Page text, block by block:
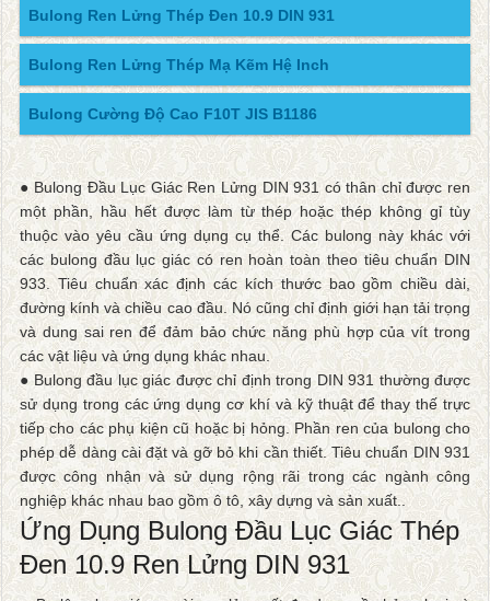
Bulong Ren Lửng Thép Đen 10.9 DIN 931
Bulong Ren Lửng Thép Mạ Kẽm Hệ Inch
Bulong Cường Độ Cao F10T JIS B1186
● Bulong Đầu Lục Giác Ren Lửng DIN 931 có thân chỉ được ren
một phần, hầu hết được làm từ thép hoặc thép không gỉ tùy
thuộc vào yêu cầu ứng dụng cụ thể. Các bulong này khác với
các bulong đầu lục giác có ren hoàn toàn theo tiêu chuẩn DIN
933. Tiêu chuẩn xác định các kích thước bao gồm chiều dài,
đường kính và chiều cao đầu. Nó cũng chỉ định giới hạn tải trọng
và dung sai ren để đảm bảo chức năng phù hợp của vít trong
các vật liệu và ứng dụng khác nhau.
● Bulong đầu lục giác được chỉ định trong DIN 931 thường được
sử dụng trong các ứng dụng cơ khí và kỹ thuật để thay thế trực
tiếp cho các phụ kiện cũ hoặc bị hỏng. Phần ren của bulong cho
phép dễ dàng cài đặt và gỡ bỏ khi cần thiết. Tiêu chuẩn DIN 931
được công nhận và sử dụng rộng rãi trong các ngành công
nghiệp khác nhau bao gồm ô tô, xây dựng và sản xuất..
Ứng Dụng Bulong Đầu Lục Giác Thép
Đen 10.9 Ren Lửng DIN 931